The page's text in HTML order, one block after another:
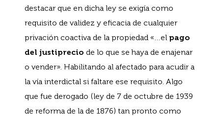
destacar que en dicha ley se exigía como
requisito de validez y eficacia de cualquier
privación coactiva de la propiedad «…el pago
del justiprecio de lo que se haya de enajenar
o vender». Habilitando al afectado para acudir a
la vía interdictal si faltare ese requisito. Algo
que fue derogado (ley de 7 de octubre de 1939
de reforma de la de 1876) tan pronto como